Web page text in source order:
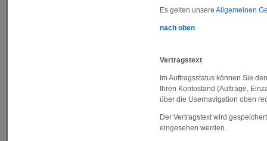
Es gelten unsere Allgemeinen
nach oben
Vertragstext
Im Auftragsstatus können Sie
Ihren Kontostand (Aufträge,
über die Usernavigation oben
Der Vertragstext wird
eingesehen werden.